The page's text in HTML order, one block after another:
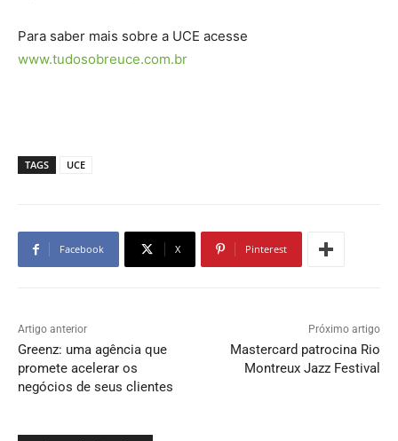
Para saber mais sobre a UCE acesse
www.tudosobreuce.com.br
TAGS UCE
Facebook X Pinterest
Artigo anterior
Greenz: uma agência que
promete acelerar os
negócios de seus clientes
Próximo artigo
Mastercard patrocina Rio
Montreux Jazz Festival